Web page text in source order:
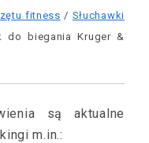
fitness / Słuchawki
do biegania Kruger &
są aktualne
m.in.: